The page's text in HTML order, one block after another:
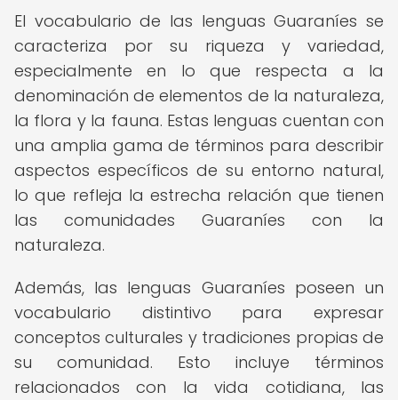
El vocabulario de las lenguas Guaraníes se
caracteriza por su riqueza y variedad,
especialmente en lo que respecta a la
denominación de elementos de la naturaleza,
la flora y la fauna. Estas lenguas cuentan con
una amplia gama de términos para describir
aspectos específicos de su entorno natural,
lo que refleja la estrecha relación que tienen
las comunidades Guaraníes con la
naturaleza.
Además, las lenguas Guaraníes poseen un
vocabulario distintivo para expresar
conceptos culturales y tradiciones propias de
su comunidad. Esto incluye términos
relacionados con la vida cotidiana, las